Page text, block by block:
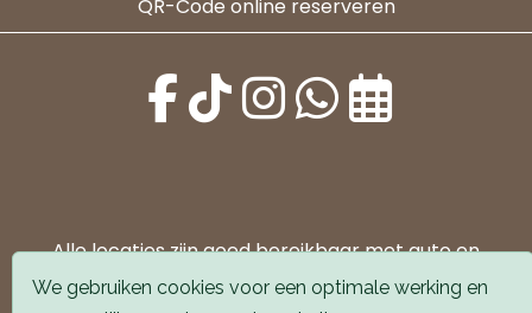
QR-Code online reserveren
Alle locaties zijn goed bereikbaar met auto en
openbaar vervoer. Er is parkeergelegenheid voor de
We gebruiken cookies voor een optimale werking en